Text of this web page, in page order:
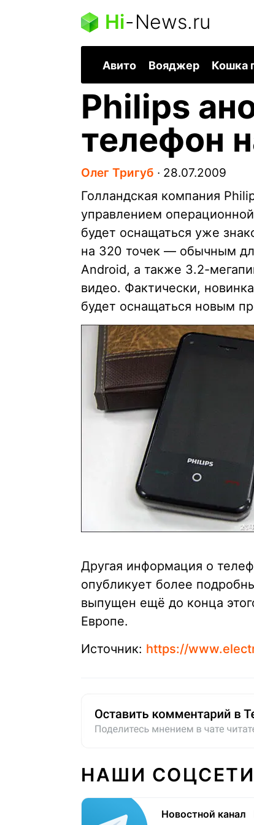
Hi-News.ru
Авито Вояджер Кошка
Philips
телефон
Олег Тригуб ∙ 28.07.2009
Голландская компания
управлением
будет оснащаться уже
на 320 точек — обычным
Android, а также 3.2-
видео. Фактически,
будет оснащаться новым
Другая информация о
опубликует более
выпущен ещё до конца
Европе.
Источник: https://
НАШИ СОЦСЕТИ
Новостной канал